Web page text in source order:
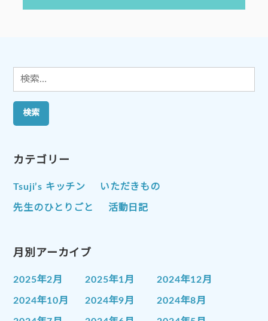
ー
検
索:
カテゴリー
Tsuji’s キッチン いただきもの
先生のひとりごと 活動日記
月別アーカイブ
2025年2月 2025年1月 2024年12月
2024年10月 2024年9月 2024年8月